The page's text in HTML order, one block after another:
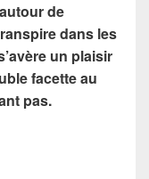
de
dans les
un plaisir
facette au
pas.